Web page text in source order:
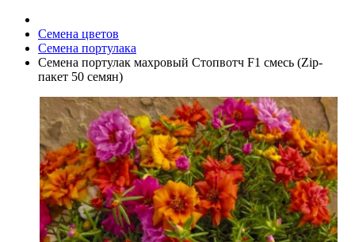
Семена цветов
Семена портулака
Семена портулак махровый Стопвотч F1 смесь (Zip-
пакет 50 семян)